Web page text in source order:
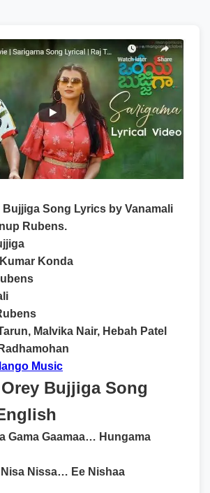
Bujjiga Song Lyrics by Vanamali
Rubens.
Konda
Malvika Nair, Hebah Patel
Music
Bujjiga Song
Gama Gaamaa… Hungama
Nisa Nissa… Ee Nishaa